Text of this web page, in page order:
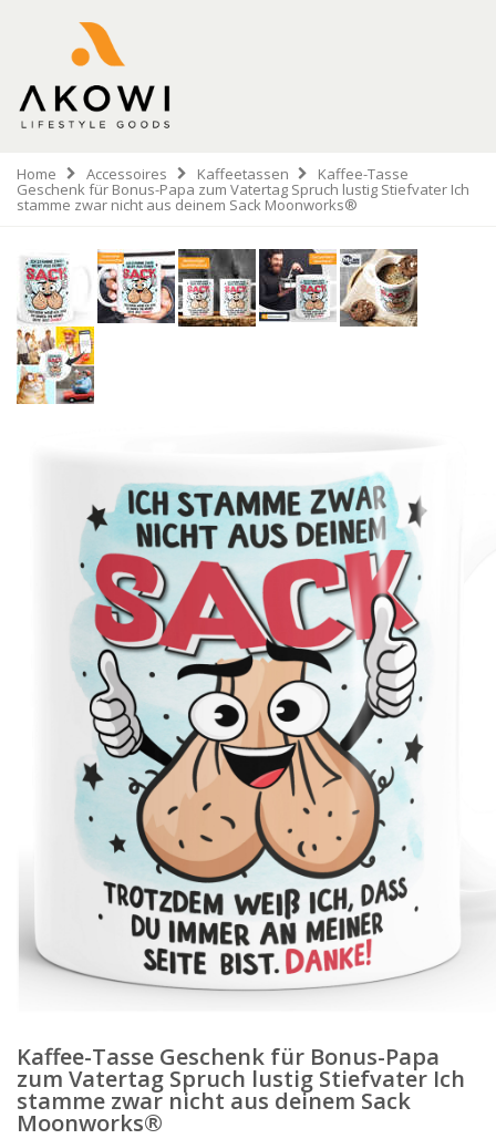
Home Accessoires Kaffeetassen Kaffee-Tasse
Geschenk für Bonus-Papa zum Vatertag Spruch lustig Stiefvater Ich
stamme zwar nicht aus deinem Sack Moonworks®
Kaffee-Tasse Geschenk für Bonus-Papa
zum Vatertag Spruch lustig Stiefvater Ich
stamme zwar nicht aus deinem Sack
Moonworks®